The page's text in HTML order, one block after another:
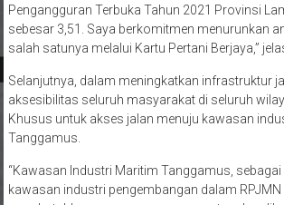
Pengangguran Terbuka Tahun 2021 Provinsi
sebesar 3,51. Saya berkomitmen menurunkan
salah satunya melalui Kartu Pertani Berjaya,”
Selanjutnya, dalam meningkatkan infrastruktur
aksesibilitas seluruh masyarakat di seluruh
Khusus untuk akses jalan menuju kawasan
Tanggamus.
“Kawasan Industri Maritim Tanggamus,
kawasan industri pengembangan dalam RPJMN